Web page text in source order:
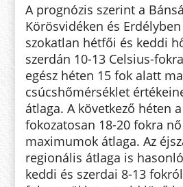
A prognózis szerint a
Körösvidéken és
szokatlan hétfői és keddi
szerdán 10-13 Celsius-
egész héten 15 fok alatt
csúcshőmérséklet
átlaga. A következő héten
fokozatosan 18-20 fokra
maximumok átlaga. Az
regionális átlaga is
keddi és szerdai 8-13